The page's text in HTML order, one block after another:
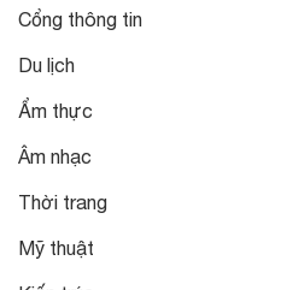
Cổng thông tin
Du lịch
Ẩm thực
Âm nhạc
Thời trang
Mỹ thuật